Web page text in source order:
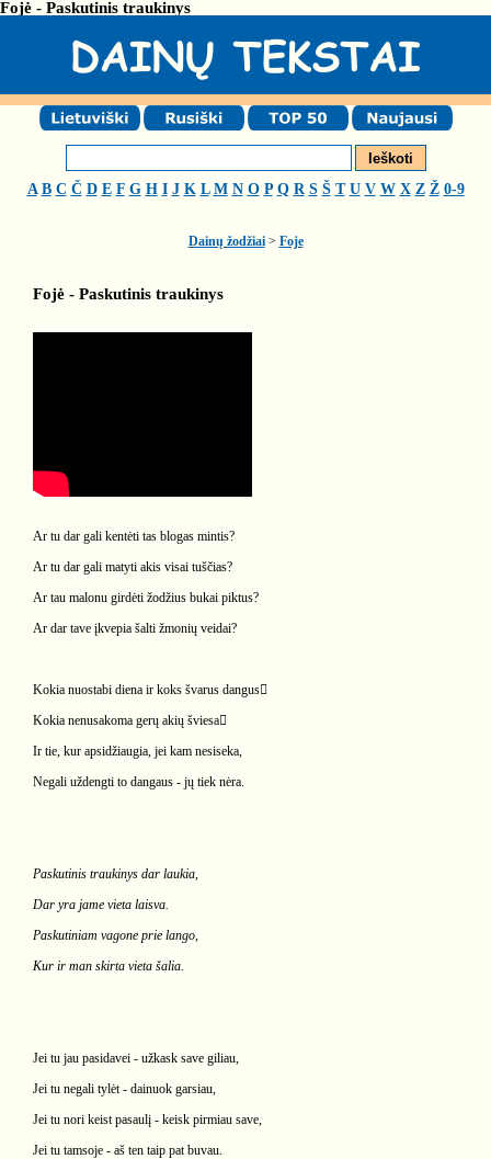
Fojė - Paskutinis traukinys
A B C Č D E F G H I J K L M N O P Q R S Š T U V W X Z Ž 0-9
Dainų žodžiai> Foje
Fojė - Paskutinis traukinys
Ar tu dar gali kentėti tas blogas mintis?
Ar tu dar gali matyti akis visai tuščias?
Ar tau malonu girdėti žodžius bukai piktus?
Ar dar tave įkvepia šalti žmonių veidai?
Kokia nuostabi diena ir koks švarus dangus
Kokia nenusakoma gerų akių šviesa
Ir tie, kur apsidžiaugia, jei kam nesiseka,
Negali uždengti to dangaus - jų tiek nėra.
Paskutinis traukinys dar laukia,
Dar yra jame vieta laisva.
Paskutiniam vagone prie lango,
Kur ir man skirta vieta šalia.
Jei tu jau pasidavei - užkask save giliau,
Jei tu negali tylėt - dainuok garsiau,
Jei tu nori keist pasaulį - keisk pirmiau save,
Jei tu tamsoje - aš ten taip pat buvau.